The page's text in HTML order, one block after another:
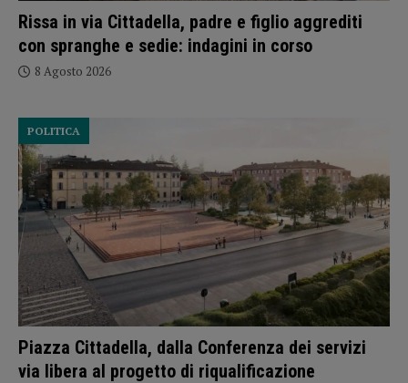
Rissa in via Cittadella, padre e figlio aggrediti
con spranghe e sedie: indagini in corso
8 Agosto 2026
Piazza Cittadella, dalla Conferenza dei servizi
via libera al progetto di riqualificazione
POLITICA